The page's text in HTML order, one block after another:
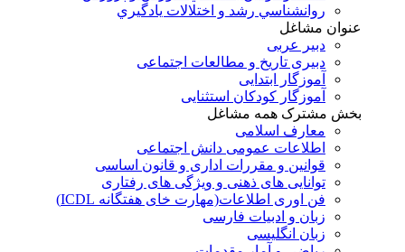
روانشناسي رشد و اختلالات يادگيري
عنوان مشاغل
دبير عربی
دبیری تاریخ و مطالعات اجتماعی
آموزگار ابتدایی
آموزگار کودکان استثنایی
بخش مشترک همه مشاغل
معارف اسلامی
اطلاعات عمومی دانش اجتماعی
قوانین و مقررات اداری و قانون اساسی
توانایی های ذهنی و ویژگی های رفتاری
فن اوری اطلاعات(مهارت خای هفتگانه ICDL)
زبان و ادبیات فارسی
زبان انگلیسی